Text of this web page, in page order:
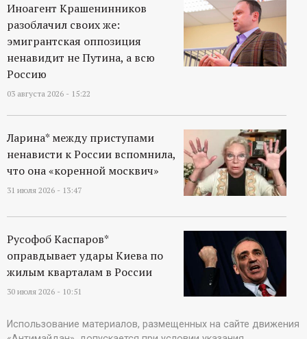
Иноагент Крашенинников
разоблачил своих же:
эмигрантская оппозиция
ненавидит не Путина, а всю
Россию
03 августа 2026 - 15:22
Ларина* между приступами
ненависти к России вспомнила,
что она «коренной москвич»
31 июля 2026 - 13:47
Русофоб Каспаров*
оправдывает удары Киева по
жилым кварталам в России
30 июля 2026 - 10:51
Использование материалов, размещенных на сайте движения